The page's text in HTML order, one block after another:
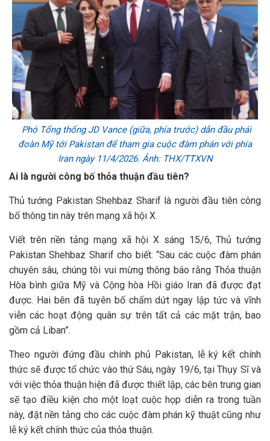
Phó Tổng thống JD Vance (giữa, phía trước) dẫn đầu phái
đoàn Mỹ tới Pakistan để tham gia cuộc đàm phán với phía
Iran ngày 11/4/2026. Ảnh: THX/TTXVN
Ai là người công bố thỏa thuận đầu tiên?
Thủ tướng Pakistan Shehbaz Sharif là người đầu tiên công
bố thông tin này trên mạng xã hội X.
Viết trên nền tảng mạng xã hội X sáng 15/6, Thủ tướng
Pakistan Shehbaz Sharif cho biết: “Sau các cuộc đàm phán
chuyên sâu, chúng tôi vui mừng thông báo rằng Thỏa thuận
Hòa bình giữa Mỹ và Cộng hòa Hồi giáo Iran đã được đạt
được. Hai bên đã tuyên bố chấm dứt ngay lập tức và vĩnh
viễn các hoạt động quân sự trên tất cả các mặt trận, bao
gồm cả Liban”.
Theo người đứng đầu chính phủ Pakistan, lễ ký kết chính
thức sẽ được tổ chức vào thứ Sáu, ngày 19/6, tại Thụy Sĩ và
với việc thỏa thuận hiện đã được thiết lập, các bên trung gian
sẽ tạo điều kiện cho một loạt cuộc họp diễn ra trong tuần
này, đặt nền tảng cho các cuộc đàm phán kỹ thuật cũng như
lễ ký kết chính thức của thỏa thuận.